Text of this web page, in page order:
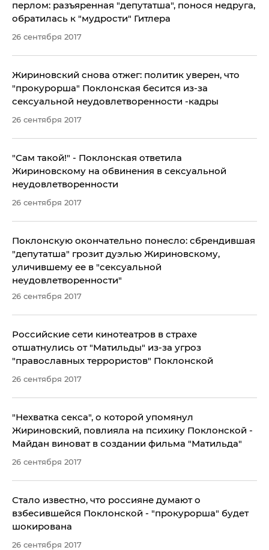
перлом: разъяренная "депутатша", понося недруга,
обратилась к "мудрости" Гитлера
26 сентября 2017
​Жириновский снова отжег: политик уверен, что
"прокурорша" Поклонская бесится из-за
сексуальной неудовлетворенности -кадры
26 сентября 2017
"Сам такой!" - Поклонская ответила
Жириновскому на обвинения в сексуальной
неудовлетворенности
26 сентября 2017
​Поклонскую окончательно понесло: сбрендившая
"депутатша" грозит дуэлью Жириновскому,
уличившему ее в "сексуальной
неудовлетворенности"
26 сентября 2017
Российские сети кинотеатров в страхе
отшатнулись от "Матильды" из-за угроз
"православных террористов" Поклонской
26 сентября 2017
"Нехватка секса", о которой упомянул
Жириновский, повлияла на психику Поклонской -
Майдан виноват в создании фильма "Матильда"
26 сентября 2017
​Стало известно, что россияне думают о
взбесившейся Поклонской - "прокурорша" будет
шокирована
26 сентября 2017